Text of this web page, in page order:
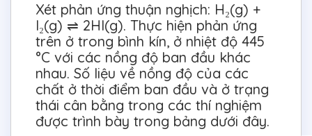
Xét phản ứng thuận nghịch: H₂(g) +
I₂(g) ⇌ 2HI(g). Thực hiện phản ứng
trên ở trong bình kín, ở nhiệt độ 445
°C với các nồng độ ban đầu khác
nhau. Số liệu về nồng độ của các
chất ở thời điểm ban đầu và ở trạng
thái cân bằng trong các thí nghiệm
được trình bày trong bảng dưới đây.